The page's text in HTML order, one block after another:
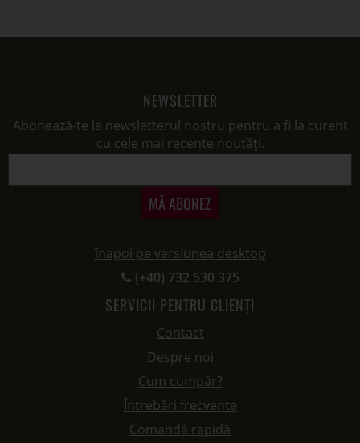
NEWSLETTER
Abonează-te la newsletterul nostru pentru a fi la curent
cu cele mai recente noutăți.
MĂ ABONEZ
înapoi pe versiunea desktop
(+40) 732 530 375
SERVICII PENTRU CLIENȚI
Contact
Despre noi
Cum cumpăr?
Întrebări frecvente
Comandă rapidă